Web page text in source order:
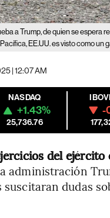
a Trump, de quien se espera
EE.UU. es visto como un
| 12:07 AM
NASDAQ
+1.43%
25,736.76
-
del
administración
suscitaran dudas